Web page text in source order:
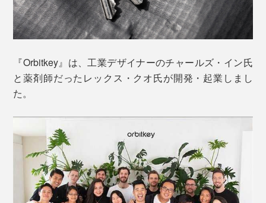
厚みにもよりますが、鍵は最大7本まで、収納OK。セッ
えば、しっかり止まる、独自の「ロッキング構造」で
す。
ケットに入れても、財布やスマホなど、周りのものを傷
つけません。
つければ、栓抜きや段ボールのテープ部分を切るカッタ
ーなど、多目的に使えるガジェットホルダーとしても活
躍します。
マルチツール
別売の「マルチツール」をセットすれば、栓抜きや段ボ
ールのテープを切るカッターなど、多目的に使えるガジ
ェットホルダーとして活躍します。
『Orbitkey』は、工業デザイナーのチャールズ・イン氏
と薬剤師だったレックス・クオ氏が開発・起業しまし
た。